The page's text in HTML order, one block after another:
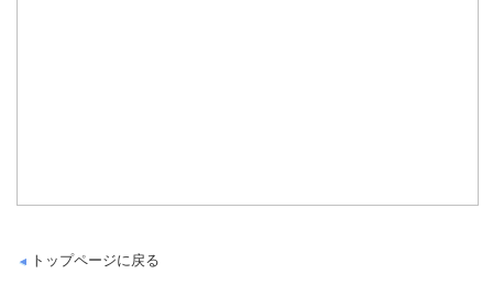
トップページに戻る